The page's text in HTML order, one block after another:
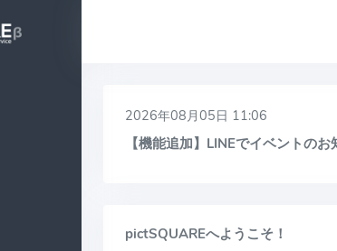
2026年08月05日 11:06
【機能追加】LINEでイベントの
pictSQUAREへようこそ！